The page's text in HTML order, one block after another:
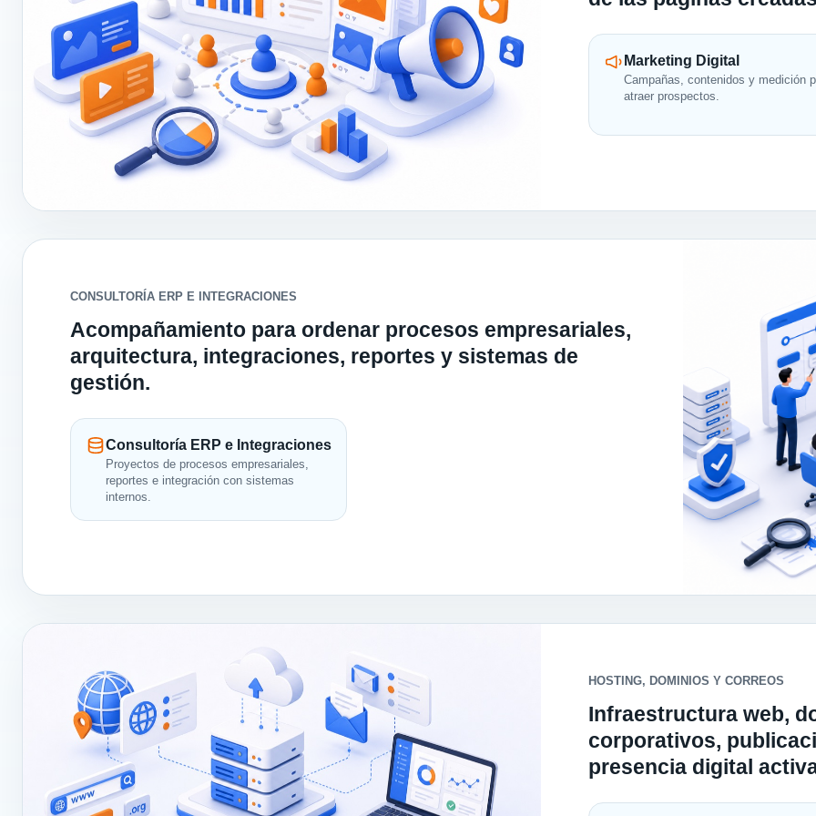
Marketing Digital
Campañas, contenidos y medición
atraer prospectos.
CONSULTORÍA ERP E INTEGRACIONES
Acompañamiento para ordenar procesos empresariales,
arquitectura, integraciones, reportes y sistemas de
gestión.
Consultoría ERP e Integraciones
Proyectos de procesos empresariales,
reportes e integración con sistemas
internos.
HOSTING, DOMINIOS Y CORREOS
Infraestructura web,
corporativos,
presencia digital